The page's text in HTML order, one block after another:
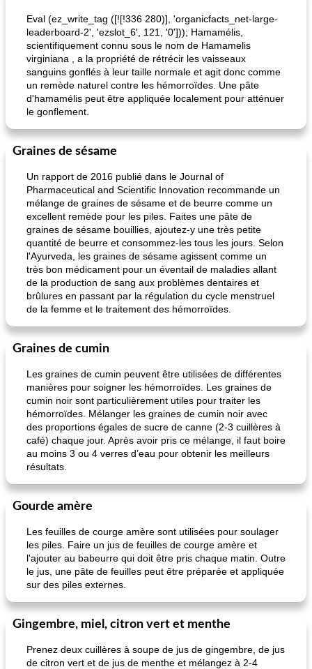
Eval (ez_write_tag ([![!336 280)], 'organicfacts_net-large-
leaderboard-2', 'ezslot_6', 121, '0'])); Hamamélis,
scientifiquement connu sous le nom de Hamamelis
virginiana , a la propriété de rétrécir les vaisseaux
sanguins gonflés à leur taille normale et agit donc comme
un remède naturel contre les hémorroïdes. Une pâte
d'hamamélis peut être appliquée localement pour atténuer
le gonflement.
Graines de sésame
Un rapport de 2016 publié dans le Journal of
Pharmaceutical and Scientific Innovation recommande un
mélange de graines de sésame et de beurre comme un
excellent remède pour les piles. Faites une pâte de
graines de sésame bouillies, ajoutez-y une très petite
quantité de beurre et consommez-les tous les jours. Selon
l'Ayurveda, les graines de sésame agissent comme un
très bon médicament pour un éventail de maladies allant
de la production de sang aux problèmes dentaires et
brûlures en passant par la régulation du cycle menstruel
de la femme et le traitement des hémorroïdes.
Graines de cumin
Les graines de cumin peuvent être utilisées de différentes
manières pour soigner les hémorroïdes. Les graines de
cumin noir sont particulièrement utiles pour traiter les
hémorroïdes. Mélanger les graines de cumin noir avec
des proportions égales de sucre de canne (2-3 cuillères à
café) chaque jour. Après avoir pris ce mélange, il faut boire
au moins 3 ou 4 verres d’eau pour obtenir les meilleurs
résultats.
Gourde amère
Les feuilles de courge amère sont utilisées pour soulager
les piles. Faire un jus de feuilles de courge amère et
l'ajouter au babeurre qui doit être pris chaque matin. Outre
le jus, une pâte de feuilles peut être préparée et appliquée
sur des piles externes.
Gingembre, miel, citron vert et menthe
Prenez deux cuillères à soupe de jus de gingembre, de jus
de citron vert et de jus de menthe et mélangez à 2-4